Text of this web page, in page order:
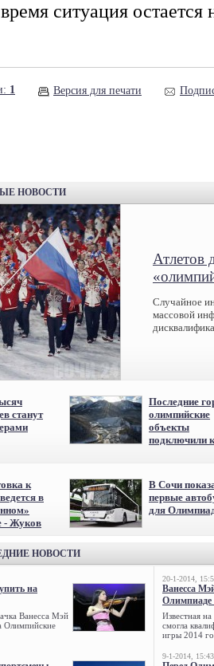
ситуация
1 Версия для печати
НОВОСТИ
Атлетов
Случайное
массовой
станут
Последние
олимпийские
объекты
подключили
к
в
- Жуков
В Сочи
первые
для
НОВОСТИ
на
Ванесса Мэй
Олимпийские
20-1-2014,
Ванесса
Олимпиаде
Известная
смогла
игры 2014
9-1-2014, 15:43